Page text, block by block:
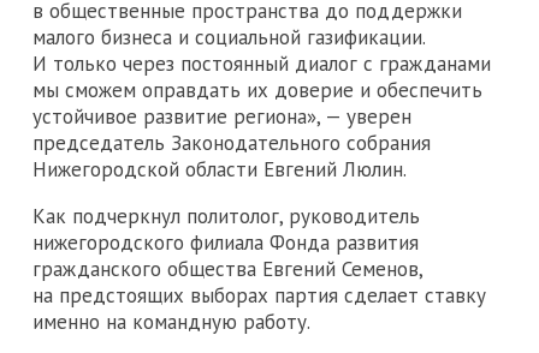
в общественные пространства до поддержки
малого бизнеса и социальной газификации.
И только через постоянный диалог с гражданами
мы сможем оправдать их доверие и обеспечить
устойчивое развитие региона», — уверен
председатель Законодательного собрания
Нижегородской области Евгений Люлин.
Как подчеркнул политолог, руководитель
нижегородского филиала Фонда развития
гражданского общества Евгений Семенов,
на предстоящих выборах партия сделает ставку
именно на командную работу.